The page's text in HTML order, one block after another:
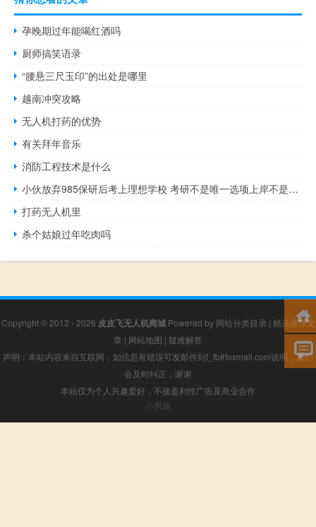
孕晚期过年能喝红酒吗
厨师搞笑语录
“腰悬三尺玉印”的出处是哪里
越南冲突攻略
无人机打药的优势
有关拜年音乐
消防工程技术是什么
小伙放弃985保研后考上理想学校 考研不是唯一选项上岸不是终点
打药无人机里
杀个姑娘过年吃肉吗
Copyright © 2012 - 2026 皮皮飞无人机商城Powered by 网站分类目录 | 精选推荐文
章 | 网站地图 | 疑难解答
声明：本站内容来自互联网，如信息有错误可发邮件到f_fb#foxmail.com说明，我们
会及时纠正，谢谢
本站仅为个人兴趣爱好，不接盈利性广告及商业合作
小男孩